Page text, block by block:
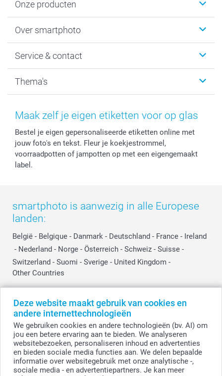
Deze website maakt gebruik van cookies en
andere internettechnologieën
We gebruiken cookies en andere technologieën (bv. AI) om
jou een betere ervaring aan te bieden. We analyseren
websitebezoeken, personaliseren inhoud en advertenties
en bieden sociale media functies aan. We delen bepaalde
informatie over websitegebruik met onze analytische -,
sociale media - en advertentiepartners. Je kan meer
Onze producten
Fotoboeken
Fotocadeaus
Kaarten
Over smartphoto
Vacatures
Bestelproces
Herroepingsrecht
Cookiebeleid
Reviews
Prijslijst
Service & contact
Tevredenheidsgarantie
Mijn orderstatus
smartfriends
service@smartphoto.nl
Affiliate partnerprogramma
Thema's
Baby
Vaderdag
Huwelijk
Maak zelf je eigen etiketten voor op glas
Bestel je eigen gepersonaliseerde etiketten online met
jouw foto's en tekst. Fleur je koekjestrommel,
voorraadpotten of jampotten op met een eigengemaakt
label.
smartphoto is aanwezig in alle Europese
landen:
België - Belgique - Danmark - Deutschland - France - Ireland
- Nederland - Norge - Österreich - Schweiz - Suisse -
Switzerland - Suomi - Sverige - United Kingdom -
Other Countries
© smartphoto group. Alle rechten voorbehouden.Disclaimer
Alle prijzen zijn in EURO (€) inclusief BTW en exclusief verzendkosten.